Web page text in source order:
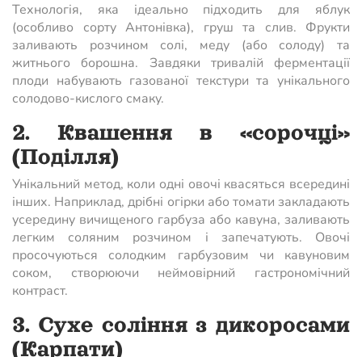
Технологія, яка ідеально підходить для яблук
(особливо сорту Антонівка), груш та слив. Фрукти
заливають розчином солі, меду (або солоду) та
житнього борошна. Завдяки тривалій ферментації
плоди набувають газованої текстури та унікального
солодово-кислого смаку.
2. Квашення в «сорочці»
(Поділля)
Унікальний метод, коли одні овочі квасяться всередині
інших. Наприклад, дрібні огірки або томати закладають
усередину вичищеного гарбуза або кавуна, заливають
легким соляним розчином і запечатують. Овочі
просочуються солодким гарбузовим чи кавуновим
соком, створюючи неймовірний гастрономічний
контраст.
3. Сухе соління з дикоросами
(Карпати)